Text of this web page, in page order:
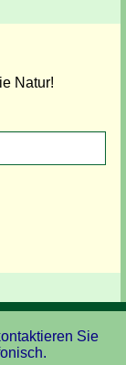
Natur!
Sie